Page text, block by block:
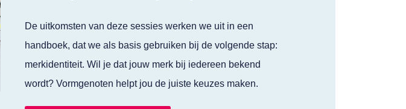
De uitkomsten van deze sessies werken we uit in een
handboek, dat we als basis gebruiken bij de volgende stap:
merkidentiteit. Wil je dat jouw merk bij iedereen bekend
wordt? Vormgenoten helpt jou de juiste keuzes maken.